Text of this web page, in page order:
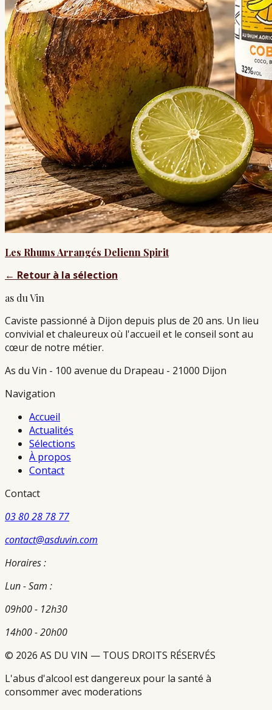
Les Rhums Arrangés Delienn Spirit
← Retour à la sélection
as du Vin
Caviste passionné à Dijon depuis plus de 20 ans. Un lieu
convivial et chaleureux où l'accueil et le conseil sont au
cœur de notre métier.
As du Vin - 100 avenue du Drapeau - 21000 Dijon
Navigation
Accueil
Actualités
Sélections
À propos
Contact
Contact
03 80 28 78 77
contact@asduvin.com
Horaires :
Lun - Sam :
09h00 - 12h30
14h00 - 20h00
© 2026 AS DU VIN — TOUS DROITS RÉSERVÉS
L'abus d'alcool est dangereux pour la santé à
consommer avec moderations